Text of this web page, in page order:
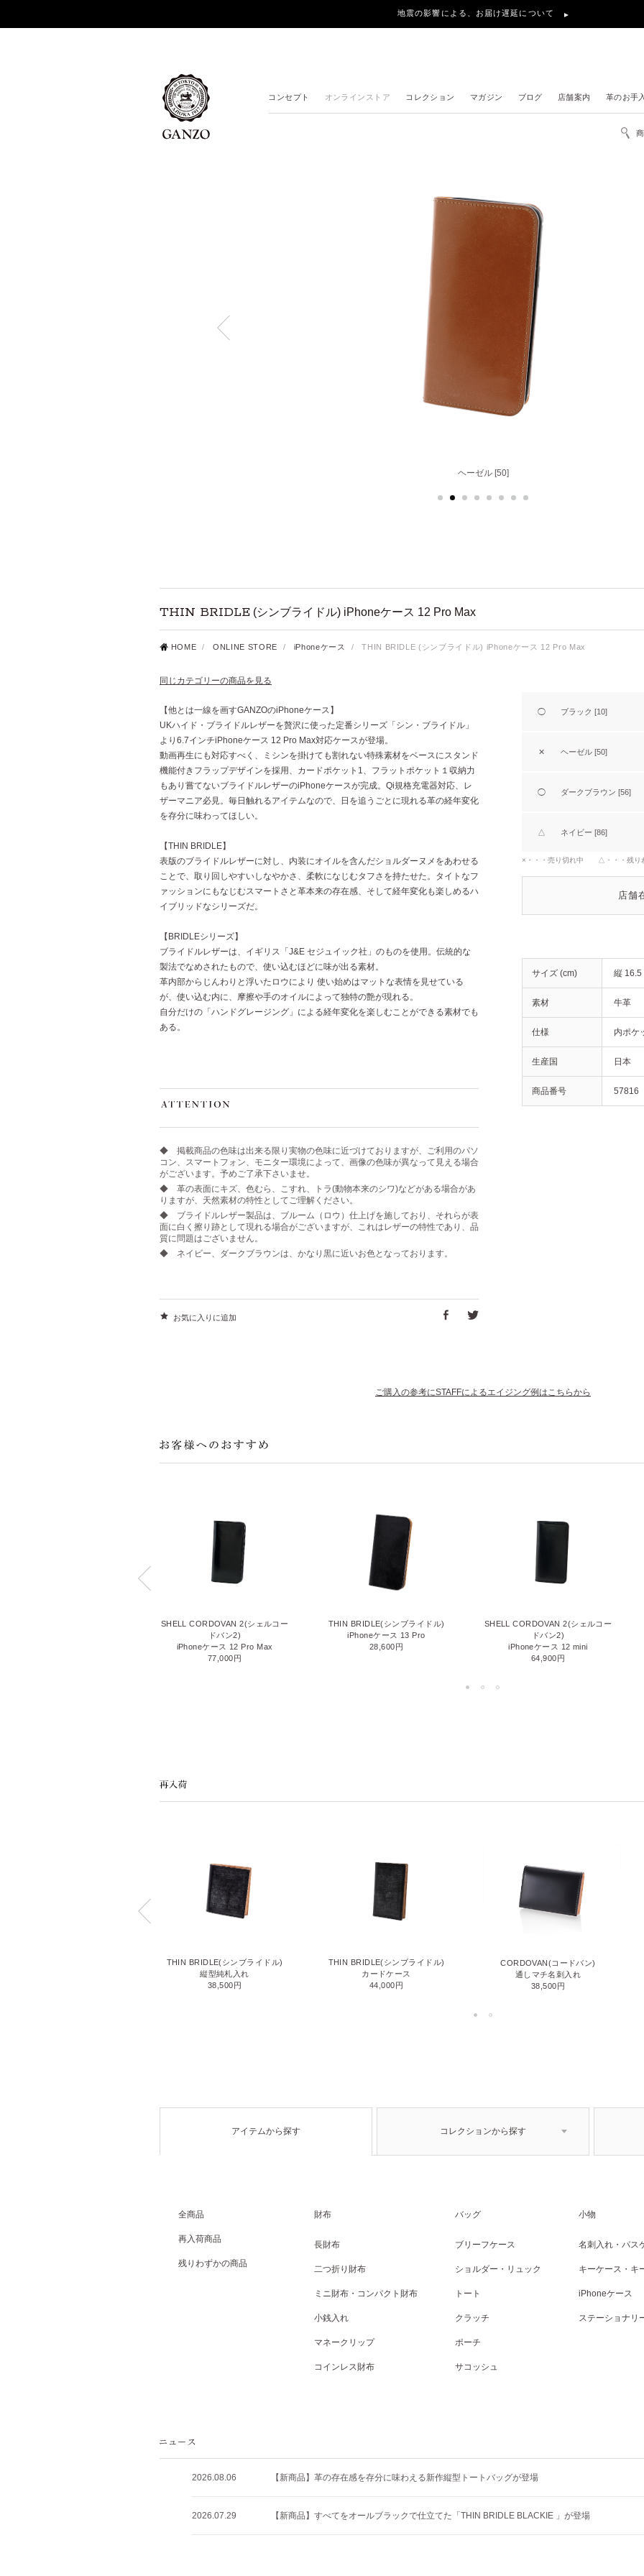
地震の影響による、お届け遅延について
コンセプト オンラインストア コレクション マガジン ブログ 店舗案内 革のお手
ヘーゼル [50]
THIN BRIDLE (シンブライドル) iPhoneケース 12 Pro Max
HOME / ONLINE STORE / iPhoneケース / THIN BRIDLE (シンブライドル) iPhoneケース 12 Pro Max
同じカテゴリーの商品を見る
【他とは一線を画すGANZOのiPhoneケース】
UKハイド・ブライドルレザーを贅沢に使った定番シリーズ「シン・ブライドル」
より6.7インチiPhoneケース 12 Pro Max対応ケースが登場。
動画再生にも対応すべく、ミシンを掛けても割れない特殊素材をベースにスタンド
機能付きフラップデザインを採用、カードポケット1、フラットポケット１収納力
もあり嘗てないブライドルレザーのiPhoneケースが完成。Qi規格充電器対応、レ
ザーマニア必見。毎日触れるアイテムなので、日を追うごとに現れる革の経年変化
を存分に味わってほしい。
【THIN BRIDLE】
表版のブライドルレザーに対し、内装にオイルを含んだショルダーヌメをあわせる
ことで、取り回しやすいしなやかさ、柔軟になじむタフさを持たせた。タイトなフ
ァッションにもなじむスマートさと革本来の存在感、そして経年変化も楽しめるハ
イブリッドなシリーズだ。
【BRIDLEシリーズ】
ブライドルレザーは、イギリス「J&E セジュイック社」のものを使用。伝統的な
製法でなめされたもので、使い込むほどに味が出る素材。
革内部からじんわりと浮いたロウにより 使い始めはマットな表情を見せている
が、使い込む内に、摩擦や手のオイルによって独特の艶が現れる。
自分だけの「ハンドグレージング」による経年変化を楽しむことができる素材でも
ある。
◆ 掲載商品の色味は出来る限り実物の色味に近づけておりますが、ご利用のパソ
コン、スマートフォン、モニター環境によって、画像の色味が異なって見える場合
がございます。予めご了承下さいませ。
◆ 革の表面にキズ、色むら、こすれ、トラ(動物本来のシワ)などがある場合があ
りますが、天然素材の特性としてご理解ください。
◆ ブライドルレザー製品は、ブルーム（ロウ）仕上げを施しており、それらが表
面に白く擦り跡として現れる場合がございますが、これはレザーの特性であり、品
質に問題はございません。
◆ ネイビー、ダークブラウンは、かなり黒に近いお色となっております。
お気に入りに追加
◯ ブラック [10]
✕ ヘーゼル [50]
◯ ダークブラウン [56]
△ ネイビー [86]
×・・・売り切れ中 △・・・残り
店舗
サイズ (cm) 縦 16.5
素材 牛革
仕様 内ポケ
生産国 日本
商品番号 57816
ご購入の参考にSTAFFによるエイジング例はこちらから
SHELL CORDOVAN 2(シェルコー
ドバン2)
iPhoneケース 12 Pro Max
77,000円
THIN BRIDLE(シンブライドル)
iPhoneケース 13 Pro
28,600円
SHELL CORDOVAN 2(シェルコー
ドバン2)
iPhoneケース 12 mini
64,900円
THIN BRIDLE(シンブライドル)
縦型純札入れ
38,500円
THIN BRIDLE(シンブライドル)
カードケース
44,000円
CORDOVAN(コードバン)
通しマチ名刺入れ
38,500円
アイテムから探す コレクションから探す
全商品
再入荷商品
残りわずかの商品
財布
長財布
二つ折り財布
ミニ財布・コンパクト財布
小銭入れ
マネークリップ
コインレス財布
バッグ
ブリーフケース
ショルダー・リュック
トート
クラッチ
ポーチ
サコッシュ
小物
名刺入れ・パス
キーケース・キ
iPhoneケース
ステーショナリ
2026.08.06 【新商品】革の存在感を存分に味わえる新作縦型トートバッグが登場
2026.07.29 【新商品】すべてをオールブラックで仕立てた「THIN BRIDLE BLACKIE 」が登場